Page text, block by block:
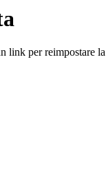
link per reimpostare